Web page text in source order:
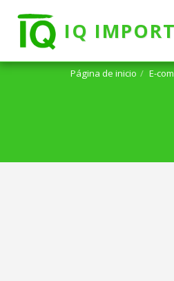
IQ
Página de inicio E-